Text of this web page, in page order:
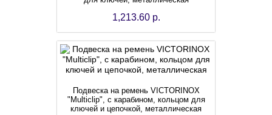
1,213.60 р.
Подвеска на ремень VICTORINOX
"Multiclip", с карабином, кольцом для
ключей и цепочкой, металлическая